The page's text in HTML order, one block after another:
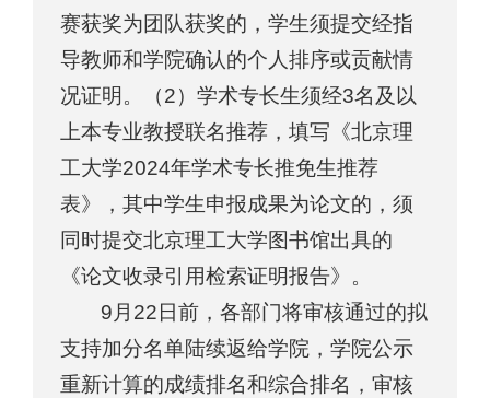
赛获奖为团队获奖的，学生须提交经指
导教师和学院确认的个人排序或贡献情
况证明。（2）学术专长生须经3名及以
上本专业教授联名推荐，填写《北京理
工大学2024年学术专长推免生推荐
表》，其中学生申报成果为论文的，须
同时提交北京理工大学图书馆出具的
《论文收录引用检索证明报告》。
9月22日前，各部门将审核通过的拟
支持加分名单陆续返给学院，学院公示
重新计算的成绩排名和综合排名，审核